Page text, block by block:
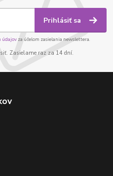
Prihlásiť sa
údajov za účelom zasielania newslettera.
Zasielame raz za 14 dní.